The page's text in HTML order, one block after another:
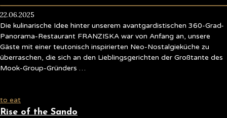
22.06.2025
Die kulinarische Idee hinter unserem avantgardistischen 360-Grad-
Panorama-Restaurant FRANZISKA war von Anfang an, unsere
Gäste mit einer teutonisch inspirierten Neo-Nostalgieküche zu
überraschen, die sich an den Lieblingsgerichten der Großtante des
Mook-Group-Gründers …
to eat
Rise of the Sando